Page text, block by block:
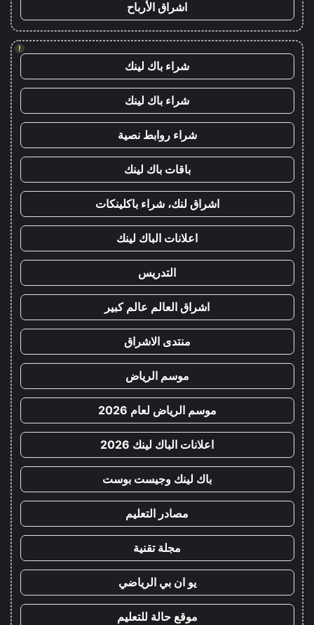
اشراق الأرباح
!
شراء باك لينك
شراء باك لينك
شراء روابط نصية
باقات باك لينك
اشراق لنك، شراء باكلينكات
اعلانات الباك لينك
التدريس
اشراق العالم عالم كبير
منتدى الاشراق
موسم الرياض
موسم الرياض لعام 2026
اعلانات الباك لينك 2026
باك لينك وجيست بوست
مصادر التعليم
مجلة تقنية
يو ان بي الرياضي
موقع حالة للتعليم